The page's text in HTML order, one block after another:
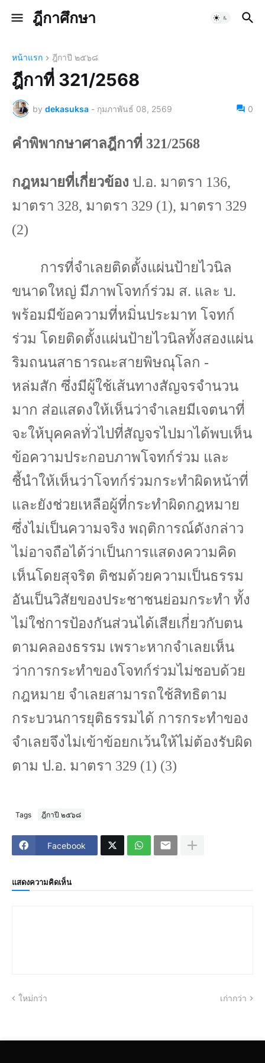
ฎีกาศึกษา
หน้าแรก ฎีกาปี ๒๕๖๘
ฎีกาที่ 321/2568
by dekasuksa - กุมภาพันธ์ 08, 2569 0
คำพิพากษาศาลฎีกาที่ 321/2568
กฎหมายที่เกี่ยวข้อง ป.อ. มาตรา 136,
มาตรา 328, มาตรา 329 (1), มาตรา 329
(2)
การที่จำเลยติดตั้งแผ่นป้ายไวนิล
ขนาดใหญ่ มีภาพโจทก์ร่วม ส. และ บ.
พร้อมมีข้อความที่หมิ่นประมาท โจทก์
ร่วม โดยติดตั้งแผ่นป้ายไวนิลทั้งสองแผ่น
ริมถนนสาธารณะสายพิษณุโลก -
หล่มสัก ซึ่งมีผู้ใช้เส้นทางสัญจรจำนวน
มาก ส่อแสดงให้เห็นว่าจำเลยมีเจตนาที่
จะให้บุคคลทั่วไปที่สัญจรไปมาได้พบเห็น
ข้อความประกอบภาพโจทก์ร่วม และ
ชี้นำให้เห็นว่าโจทก์ร่วมกระทำผิดหน้าที่
และยังช่วยเหลือผู้ที่กระทำผิดกฎหมาย
ซึ่งไม่เป็นความจริง พฤติการณ์ดังกล่าว
ไม่อาจถือได้ว่าเป็นการแสดงความคิด
เห็นโดยสุจริต ติชมด้วยความเป็นธรรม
อันเป็นวิสัยของประชาชนย่อมกระทำ ทั้ง
ไม่ใช่การป้องกันส่วนได้เสียเกี่ยวกับตน
ตามคลองธรรม เพราะหากจำเลยเห็น
ว่าการกระทำของโจทก์ร่วมไม่ชอบด้วย
กฎหมาย จำเลยสามารถใช้สิทธิตาม
กระบวนการยุติธรรมได้ การกระทำของ
จำเลยจึงไม่เข้าข้อยกเว้นให้ไม่ต้องรับผิด
ตาม ป.อ. มาตรา 329 (1) (3)
Tags ฎีกาปี ๒๕๖๘
Facebook
แสดงความคิดเห็น
ใหม่กว่า เก่ากว่า